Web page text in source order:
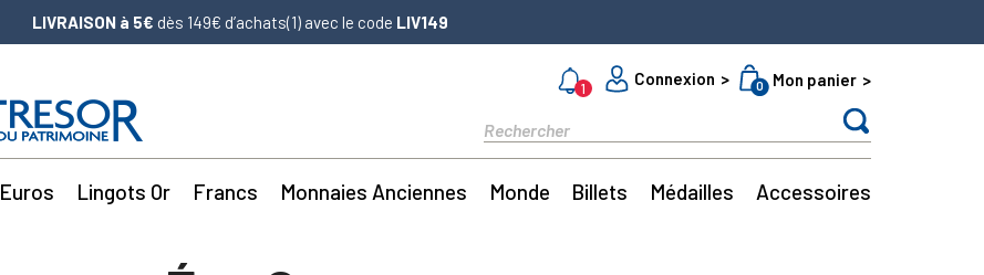
LIVRAISON à 5€ dès 149€ d’achats(1) avec le code LIV149
1
Connexion 0 Mon panier
Euros Lingots Or Francs Monnaies Anciennes Monde Billets Médailles Accessoires